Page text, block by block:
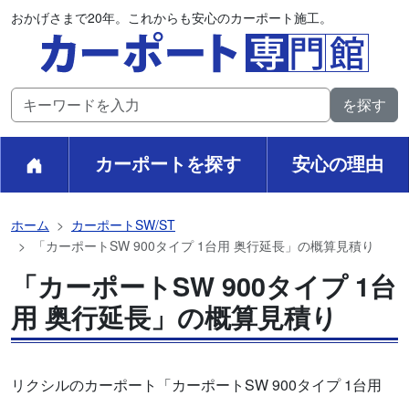
おかげさまで20年。これからも安心のカーポート施工。
カーポートを探す 安心の理由
ホーム
カーポートSW/ST
「カーポートSW 900タイプ 1台用 奥行延長」の概算見積り
「カーポートSW 900タイプ 1台
用 奥行延長」の概算見積り
リクシルのカーポート「カーポートSW 900タイプ 1台用